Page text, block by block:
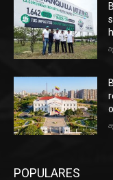
POPULARES